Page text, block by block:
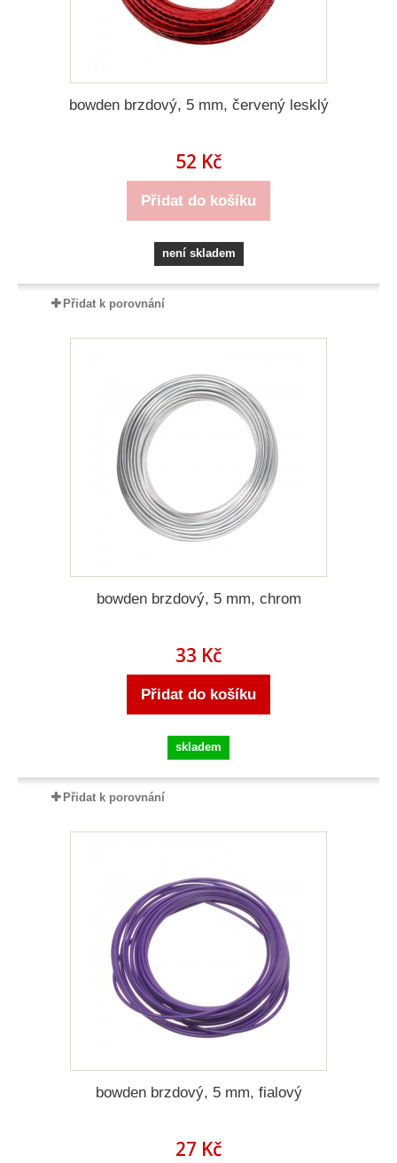
bowden brzdový, 5 mm, červený lesklý
52 Kč
Přidat do košíku
není skladem
Přidat k porovnání
bowden brzdový, 5 mm, chrom
33 Kč
Přidat do košíku
skladem
Přidat k porovnání
bowden brzdový, 5 mm, fialový
27 Kč